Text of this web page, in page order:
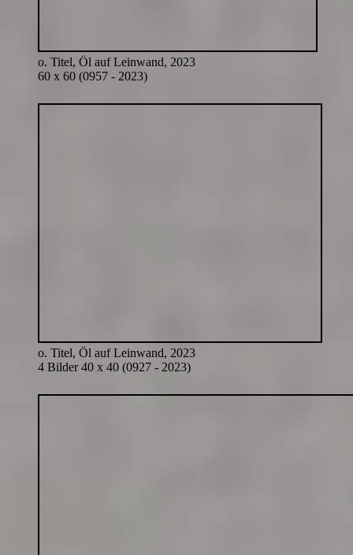
o. Titel, Öl auf Leinwand, 2023
60 x 60 (0957 - 2023)
o. Titel, Öl auf Leinwand, 2023
4 Bilder 40 x 40 (0927 - 2023)